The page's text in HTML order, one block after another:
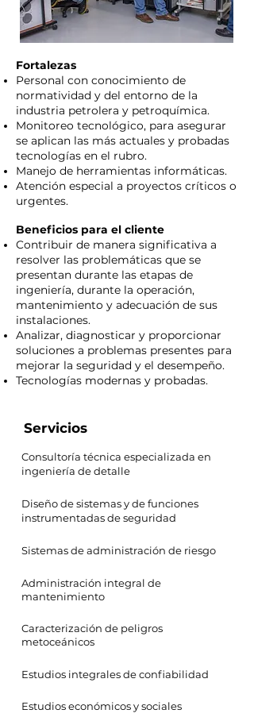
Fortalezas
Personal con conocimiento de
normatividad y del entorno de la
industria petrolera y petroquímica.
Monitoreo tecnológico, para asegurar
se aplican las más actuales y probadas
tecnologías en el rubro.
Manejo de herramientas informáticas.
Atención especial a proyectos críticos o
urgentes.
Beneficios para el cliente
Contribuir de manera significativa a
resolver las problemáticas que se
presentan durante las etapas de
ingeniería, durante la operación,
mantenimiento y adecuación de sus
instalaciones.
Analizar, diagnosticar y proporcionar
soluciones a problemas presentes para
mejorar la seguridad y el desempeño.
Tecnologías modernas y probadas.
Servicios
Consultoría técnica especializada en
ingeniería de detalle
Diseño de sistemas y de funciones
instrumentadas de seguridad
Sistemas de administración de riesgo
Administración integral de
mantenimiento
Caracterización de peligros
metoceánicos
Estudios integrales de confiabilidad
Estudios económicos y sociales